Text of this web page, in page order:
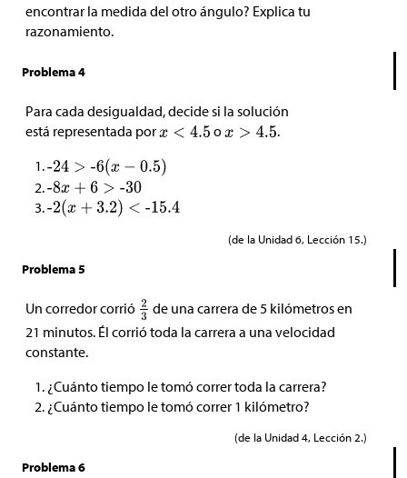
encontrar la medida del otro ángulo? Explica tu
razonamiento.
Problema 4
Para cada desigualdad, decide si la solución
está representada por
o .
(de la Unidad 6, Lección 15.)
Problema 5
Un corredor corrió
de una carrera de 5 kilómetros en
21 minutos. Él corrió toda la carrera a una velocidad
constante.
¿Cuánto tiempo le tomó correr toda la carrera?
¿Cuánto tiempo le tomó correr 1 kilómetro?
(de la Unidad 4, Lección 2.)
Problema 6